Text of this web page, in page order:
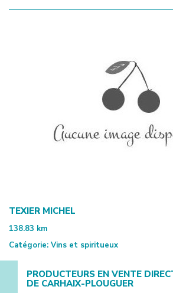
TEXIER MICHEL
138.83 km
Catégorie: Vins et spiritueux
PRODUCTEURS EN VENTE
DE CARHAIX-PLOUGUER